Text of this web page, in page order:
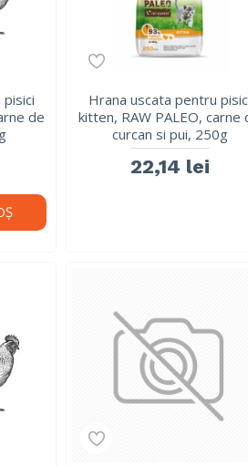
de
Hrana uscata pentru
kitten, RAW PALEO, carne
curcan si pui, 250g
22,14 lei